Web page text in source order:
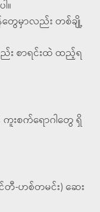
။
တွေမှာလည်း တစ်ချို့
ည်း စာရင်းထဲ ထည့်ရ
းစက်ရောဂါတွေ ရှိ
အင်တီ-ဟစ်တမင်း) ဆေး